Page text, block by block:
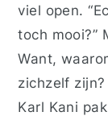
viel open.
toch mooi?”
Want,
zichzelf
Karl Kani